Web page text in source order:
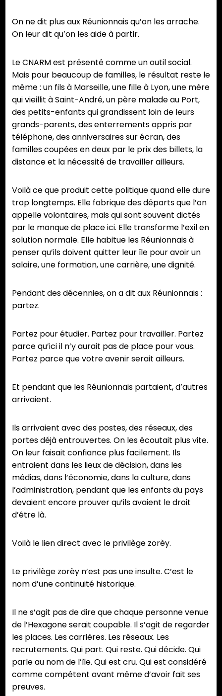
On ne dit plus aux Réunionnais qu’on les arrache.
On leur dit qu’on les aide à partir.
Le CNARM est présenté comme un outil social.
Mais pour beaucoup de familles, le résultat reste le
même : un fils à Marseille, une fille à Lyon, une mère
qui vieillit à Saint-André, un père malade au Port,
des petits-enfants qui grandissent loin de leurs
grands-parents, des enterrements appris par
téléphone, des anniversaires sur écran, des
familles coupées en deux par le prix des billets, la
distance et la nécessité de travailler ailleurs.
Voilà ce que produit cette politique quand elle dure
trop longtemps. Elle fabrique des départs que l’on
appelle volontaires, mais qui sont souvent dictés
par le manque de place ici. Elle transforme l’exil en
solution normale. Elle habitue les Réunionnais à
penser qu’ils doivent quitter leur île pour avoir un
salaire, une formation, une carrière, une dignité.
Pendant des décennies, on a dit aux Réunionnais :
partez.
Partez pour étudier. Partez pour travailler. Partez
parce qu’ici il n’y aurait pas de place pour vous.
Partez parce que votre avenir serait ailleurs.
Et pendant que les Réunionnais partaient, d’autres
arrivaient.
Ils arrivaient avec des postes, des réseaux, des
portes déjà entrouvertes. On les écoutait plus vite.
On leur faisait confiance plus facilement. Ils
entraient dans les lieux de décision, dans les
médias, dans l’économie, dans la culture, dans
l’administration, pendant que les enfants du pays
devaient encore prouver qu’ils avaient le droit
d’être là.
Voilà le lien direct avec le privilège zorèy.
Le privilège zorèy n’est pas une insulte. C’est le
nom d’une continuité historique.
Il ne s’agit pas de dire que chaque personne venue
de l’Hexagone serait coupable. Il s’agit de regarder
les places. Les carrières. Les réseaux. Les
recrutements. Qui part. Qui reste. Qui décide. Qui
parle au nom de l’île. Qui est cru. Qui est considéré
comme compétent avant même d’avoir fait ses
preuves.